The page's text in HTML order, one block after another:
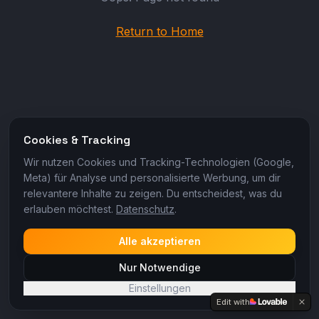
Return to Home
Cookies & Tracking
Wir nutzen Cookies und Tracking-Technologien (Google,
Meta) für Analyse und personalisierte Werbung, um dir
relevantere Inhalte zu zeigen. Du entscheidest, was du
erlauben möchtest. Datenschutz.
Alle akzeptieren
Nur Notwendige
Einstellungen
Edit with